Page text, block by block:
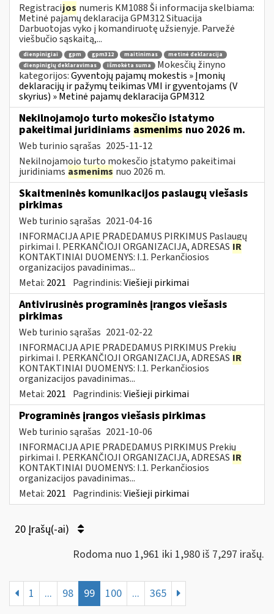
Registracijos numeris KM1088 Ši informacija skelbiama:
Metinė pajamų deklaracija GPM312 Situacija
Darbuotojas vyko į komandiruotę užsienyje. Parvežė
viešbučio sąskaitą,...
dienpinigiai gpm gpm312 maitinimas
metinė deklaracija
dienpinigių deklaravimas
išmokėta suma
Mokesčių žinyno
kategorijos:Gyventojų pajamų mokestis » Įmonių
deklaracijų ir pažymų teikimas VMI ir gyventojams (V
skyrius) » Metinė pajamų deklaracija GPM312
Nekilnojamojo turto mokesčio įstatymo
pakeitimai juridiniams asmenims nuo 2026 m.
Web turinio sąrašas 2025-11-12
Nekilnojamojo turto mokesčio įstatymo pakeitimai
juridiniams asmenims nuo 2026 m.
Skaitmeninės komunikacijos paslaugų viešasis
pirkimas
Web turinio sąrašas 2021-04-16
INFORMACIJA APIE PRADEDAMUS PIRKIMUS Paslaugų
pirkimai I. PERKANČIOJI ORGANIZACIJA, ADRESAS IR
KONTAKTINIAI DUOMENYS: I.1. Perkančiosios
organizacijos pavadinimas...
Metai: 2021 Pagrindinis:Viešieji pirkimai
Antivirusinės programinės įrangos viešasis
pirkimas
Web turinio sąrašas 2021-02-22
INFORMACIJA APIE PRADEDAMUS PIRKIMUS Prekių
pirkimai I. PERKANČIOJI ORGANIZACIJA, ADRESAS IR
KONTAKTINIAI DUOMENYS: I.1. Perkančiosios
organizacijos pavadinimas...
Metai: 2021 Pagrindinis:Viešieji pirkimai
Programinės įrangos viešasis pirkimas
Web turinio sąrašas 2021-10-06
INFORMACIJA APIE PRADEDAMUS PIRKIMUS Prekių
pirkimai I. PERKANČIOJI ORGANIZACIJA, ADRESAS IR
KONTAKTINIAI DUOMENYS: I.1. Perkančiosios
organizacijos pavadinimas...
Metai: 2021 Pagrindinis:Viešieji pirkimai
20 Įrašų(-ai)
Rodoma nuo 1,961 iki 1,980 iš 7,297 irašų.
1 ... 98 99 100 ... 365